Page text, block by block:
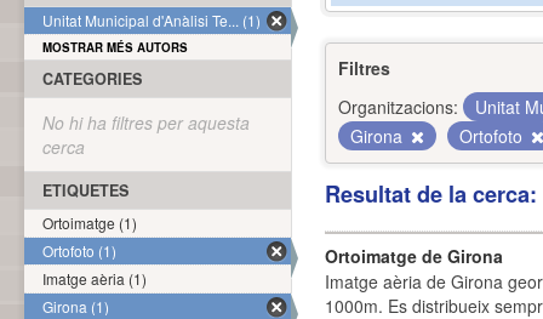
Filtres
Organitzacions:
Unitat
Girona
Ortofoto
Resultat de la
Ortoimatge de Girona
Imatge aèria de Girona
1000m. Es distribueix
Unitat Municipal d'Anàlisi Te... (1)
MOSTRAR MÉS AUTORS
CATEGORIES
No hi ha filtres per aquesta
cerca
ETIQUETES
Ortoimatge (1)
Ortofoto (1)
Imatge aèria (1)
Girona (1)